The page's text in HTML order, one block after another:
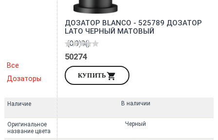
Все
Дозаторы
Наличие
Оригинальное
название цвета
ДОЗАТОР BLANCO - 525789 ДОЗАТОР
LATO ЧЕРНЫЙ МАТОВЫЙ
(0.0)0()
50274
КУПИТЬ
В наличии
Черный